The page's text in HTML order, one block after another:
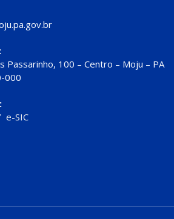
Passarinho, 100 – Centro – Moju – PA
000
e-SIC